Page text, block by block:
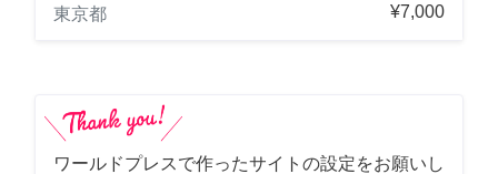
東京都
¥7,000
ワールドプレスで作ったサイトの設定をお願いし